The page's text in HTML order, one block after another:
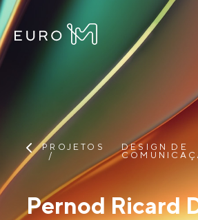
PROJETOS
DESIGN DE
Pernod Ricard